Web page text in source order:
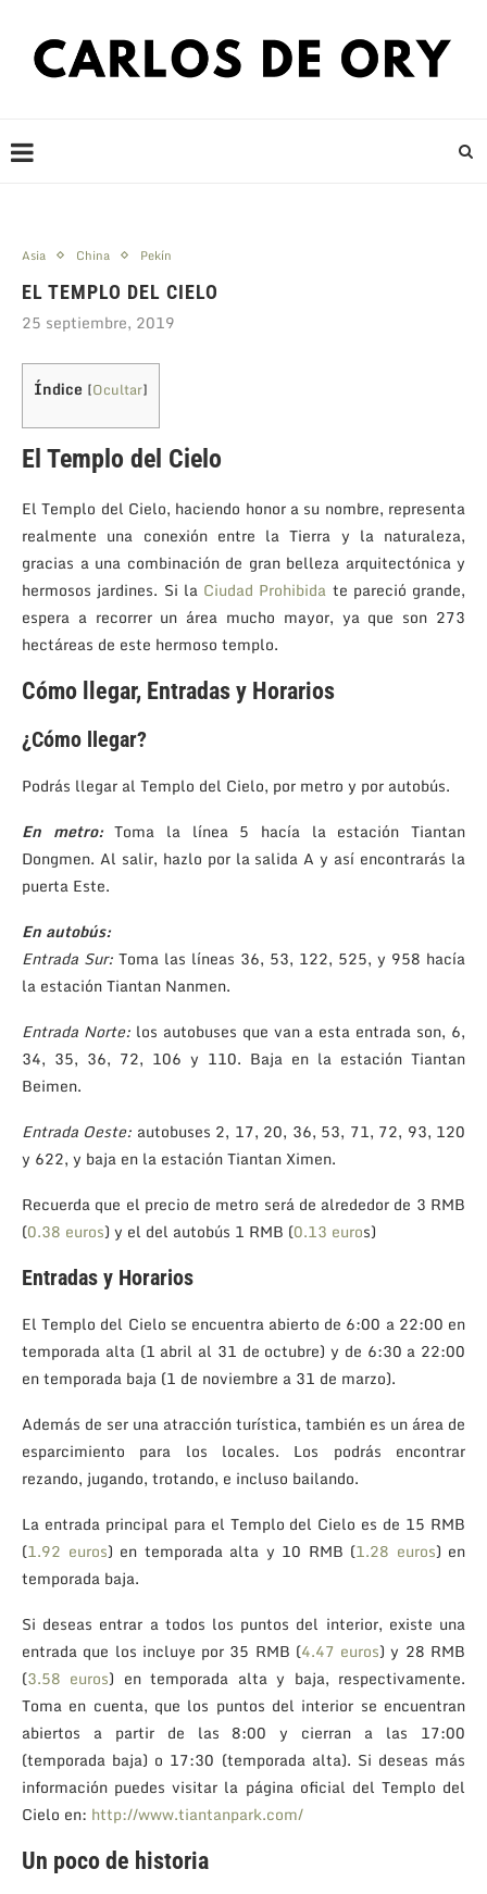
Asia China Pekín
EL TEMPLO DEL CIELO
25 septiembre, 2019
Índice [Ocultar]
El Templo del Cielo
El Templo del Cielo, haciendo honor a su nombre, representa
realmente una conexión entre la Tierra y la naturaleza,
gracias a una combinación de gran belleza arquitectónica y
hermosos jardines. Si la Ciudad Prohibida te pareció grande,
espera a recorrer un área mucho mayor, ya que son 273
hectáreas de este hermoso templo.
Cómo llegar, Entradas y Horarios
¿Cómo llegar?
Podrás llegar al Templo del Cielo, por metro y por autobús.
En metro:Toma la línea 5 hacía la estación Tiantan
Dongmen. Al salir, hazlo por la salida A y así encontrarás la
puerta Este.
En autobús:
Entrada Sur: Toma las líneas 36, 53, 122, 525, y 958 hacía
la estación Tiantan Nanmen.
Entrada Norte:los autobuses que van a esta entrada son, 6,
34, 35, 36, 72, 106 y 110. Baja en la estación Tiantan
Beimen.
Entrada Oeste: autobuses 2, 17, 20, 36, 53, 71, 72, 93, 120
y 622, y baja en la estación Tiantan Ximen.
Recuerda que el precio de metro será de alrededor de 3 RMB
(0.38 euros) y el del autobús 1 RMB (0.13 euros)
Entradas y Horarios
El Templo del Cielo se encuentra abierto de 6:00 a 22:00 en
temporada alta (1 abril al 31 de octubre) y de 6:30 a 22:00
en temporada baja (1 de noviembre a 31 de marzo).
Además de ser una atracción turística, también es un área de
esparcimiento para los locales. Los podrás encontrar
rezando, jugando, trotando, e incluso bailando.
La entrada principal para el Templo del Cielo es de 15 RMB
(1.92 euros) en temporada alta y 10 RMB (1.28 euros) en
temporada baja.
Si deseas entrar a todos los puntos del interior, existe una
entrada que los incluye por 35 RMB (4.47 euros) y 28 RMB
(3.58 euros) en temporada alta y baja, respectivamente.
Toma en cuenta, que los puntos del interior se encuentran
abiertos a partir de las 8:00 y cierran a las 17:00
(temporada baja) o 17:30 (temporada alta). Si deseas más
información puedes visitar la página oficial del Templo del
Cielo en: http://www.tiantanpark.com/
Un poco de historia